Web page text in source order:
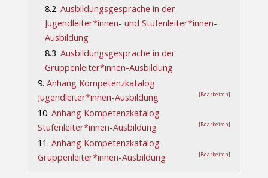
8.2. Ausbildungsgespräche in der
Jugendleiter*innen- und Stufenleiter*innen-
Ausbildung
8.3. Ausbildungsgespräche in der
Gruppenleiter*innen-Ausbildung
9. Anhang Kompetenzkatalog
Jugendleiter*innen-Ausbildung
[Bearbeiten]
10. Anhang Kompetenzkatalog
Stufenleiter*innen-Ausbildung
[Bearbeiten]
11. Anhang Kompetenzkatalog
Gruppenleiter*innen-Ausbildung
[Bearbeiten]